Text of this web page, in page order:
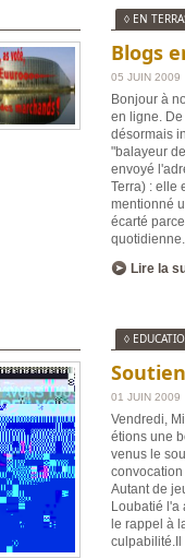
◊ EN
Blogs
05 JUIN 2009
Bonjour à
en ligne.
désormais
"balayeur
envoyé
Terra) : elle
mentionné
écarté
Lire la
◊
01 JUIN 2009
Vendredi,
étions une
venus le
Autant de
Loubatié l'a
le rappel à
culpabilité.Il